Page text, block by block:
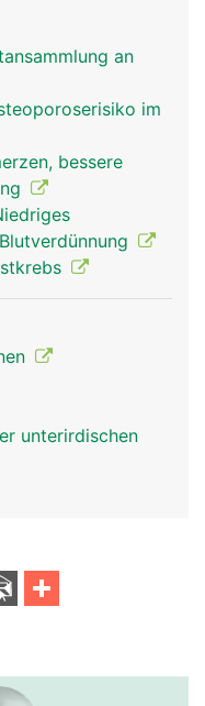
an
im
bessere
unterirdischen